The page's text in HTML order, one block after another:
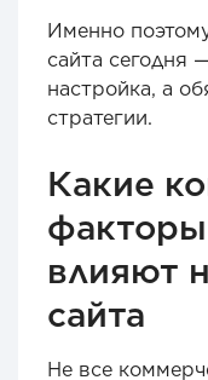
Именно
сайта сегодня
настройка, а
стратегии.
Какие
факторы
влияют
сайта
Не все